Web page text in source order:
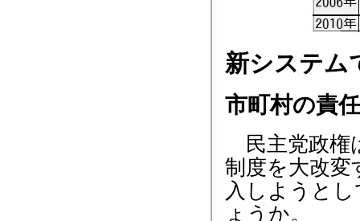
新システム
市町村の責
民主党政権
制度を大改変
入しようと
ょうか。